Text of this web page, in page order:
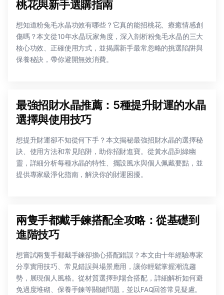
桃花與新手選購指南
想知道粉兔毛水晶功效有哪些？它真的能招桃花、療癒情感創
傷嗎？本文從10年水晶玩家角度，深入剖析粉兔毛水晶的三大
核心功效、正確使用方式，並揭露新手最常忽略的挑選陷阱與
保養秘訣，帶你避開無效消費。
最強招財水晶推薦：5種提升財運的水晶
選擇與使用技巧
想提升財運卻不知從何下手？本文揭秘最強招財水晶的選擇秘
訣、使用方法和常見陷阱，助你招財進寶。從黃水晶到綠幽
靈，詳細分析每種水晶的特性、擺設風水與個人佩戴要點，並
提供專家級淨化指南，解決你的財運困擾。
兩隻手都戴手鍊搭配全攻略：從基礎到
進階技巧
想嘗試兩隻手都戴手鍊卻擔心搭配錯誤？本文由十年經驗專家
分享實用技巧、常見錯誤與場景應用，讓你輕鬆掌握潮流趨
勢，展現個人風格。從材質選擇到場合搭配，詳細解析如何避
免過度堆砌、保養手鍊等關鍵問題，並以FAQ回答常見疑慮。